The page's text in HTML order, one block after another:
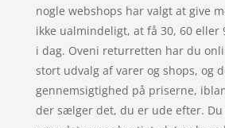
nogle webshops har valgt at give
ikke ualmindeligt, at få 30, 60 eller
i dag. Oveni returretten har du
stort udvalg af varer og shops, og
gennemsigtighed på priserne,
der sælger det, du er ude efter. Du